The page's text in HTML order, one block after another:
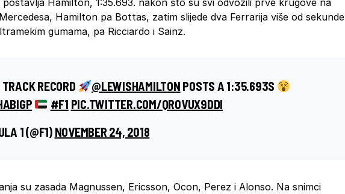
postavlja Hamilton, 1:35.693. nakon što su svi odvozili prve krugove na
Hamilton pa Bottas, zatim slijede dva Ferrarija više od sekunde
gumama, pa Ricciardo i Sainz.
RECORD @LEWISHAMILTON POSTS A 1:35.693S
#F1 PIC.TWITTER.COM/QR0VUX9DDI
1 (@F1) NOVEMBER 24, 2018
su zasada Magnussen, Ericsson, Ocon, Perez i Alonso. Na snimci